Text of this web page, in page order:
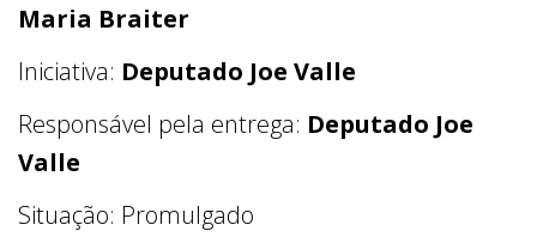
Maria Braiter
Iniciativa: Deputado Joe Valle
Responsável pela entrega: Deputado Joe
Valle
Situação: Promulgado